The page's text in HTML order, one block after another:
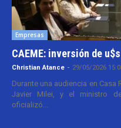
Empresas
CAEME: inversión de
Christian Atance - 29/05/2026
Durante una audiencia en
Javier Milei, y el ministro
oficializó...